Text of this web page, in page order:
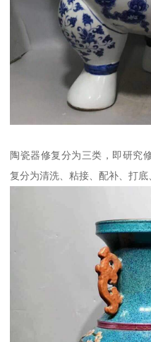
陶瓷器修复分为三类，即研究
复分为清洗、粘接、配补、打底